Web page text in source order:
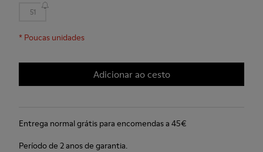
51
* Poucas unidades
Adicionar ao cesto
Entrega normal grátis para encomendas a 45€
Período de 2 anos de garantia.